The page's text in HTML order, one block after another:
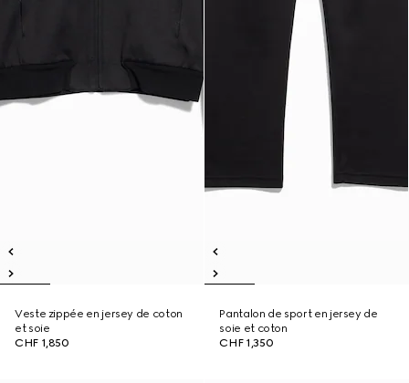
Veste zippée en jersey de coton
et soie
CHF 1,850
Pantalon de sport en jersey de
soie et coton
CHF 1,350